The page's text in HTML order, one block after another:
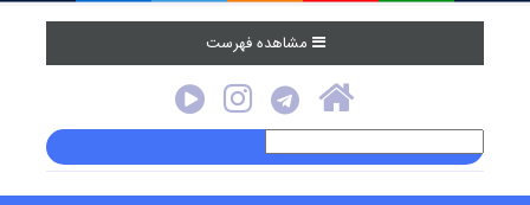
مشاهده فهرست